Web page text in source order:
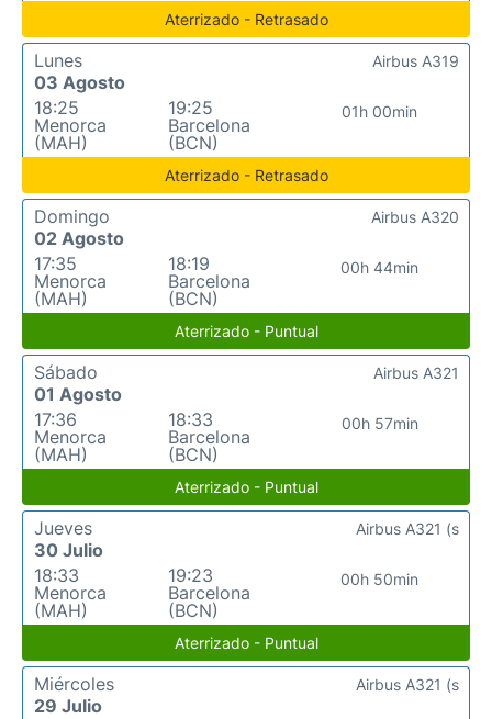
Aterrizado - Retrasado
Lunes
03 Agosto
18:25
Menorca
(MAH)
19:25
Barcelona
(BCN)
01h 00min
Airbus A319
Aterrizado - Retrasado
Domingo
02 Agosto
17:35
Menorca
(MAH)
18:19
Barcelona
(BCN)
00h 44min
Airbus A320
Aterrizado - Puntual
Sábado
01 Agosto
17:36
Menorca
(MAH)
18:33
Barcelona
(BCN)
00h 57min
Airbus A321
Aterrizado - Puntual
Jueves
30 Julio
18:33
Menorca
(MAH)
19:23
Barcelona
(BCN)
00h 50min
Airbus A321 (s
Aterrizado - Puntual
Miércoles
29 Julio
Airbus A321 (s